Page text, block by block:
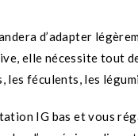
d’adapter
elle nécessite tout
féculents, les
IG bas et vous